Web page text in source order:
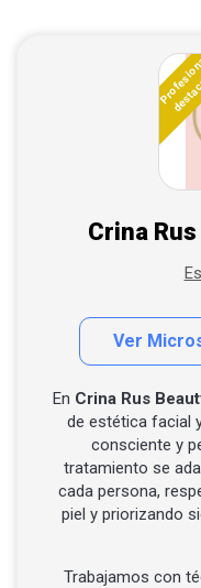
Crina
Ver
En Crina Rus
de estética facial
consciente y
tratamiento se
cada persona,
piel y priorizando
Trabajamos con